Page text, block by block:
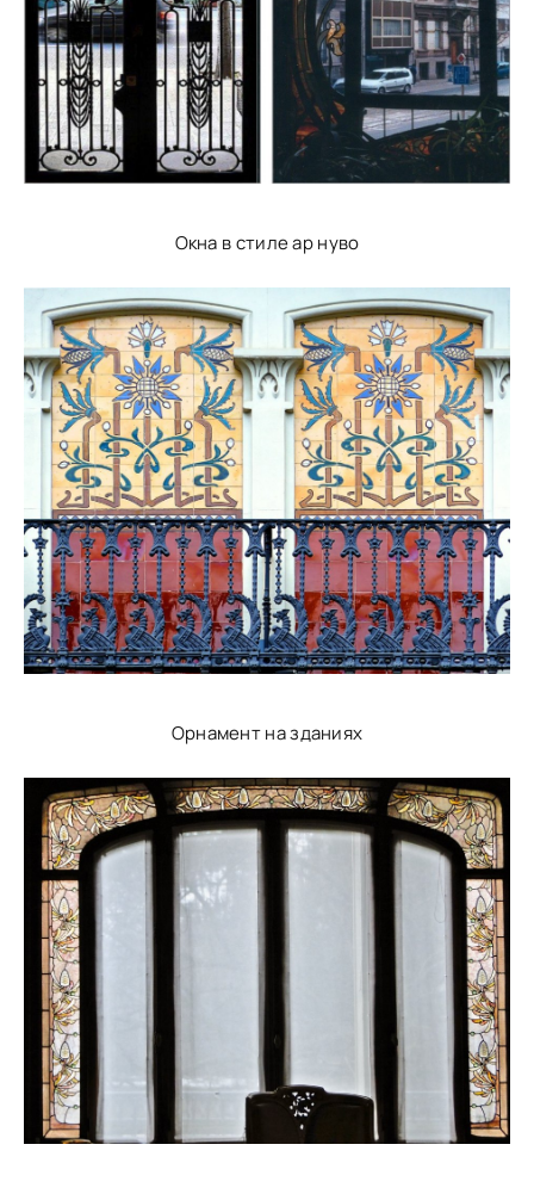
Окна в стиле ар нуво
Орнамент на зданиях